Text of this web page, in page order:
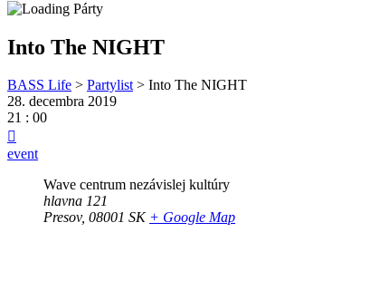
Into The NIGHT
BASS Life > Partylist> Into The NIGHT
28. decembra 2019
21 : 00
event
Wave centrum nezávislej kultúry
hlavna 121
Presov, 08001 SK + Google Map